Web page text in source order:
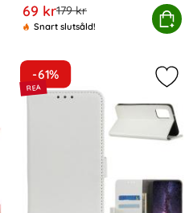
Fodral - Blå
rea pris
69 krtidigare pris
179 kr
Snart slutsåld!
Köp
OnePlus 8T / 8T+ - Litchi
onePlus 8T / 8T+ - Litchi
-61%